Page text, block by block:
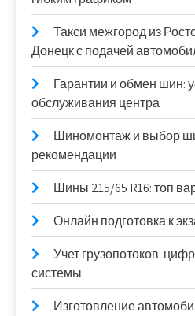
Такси межгород из
Донецк с подачей
Гарантии и обмен шин:
обслуживания центра
Шиномонтаж и выбор
рекомендации
Шины 215/65 R16: топ
Онлайн подготовка к
Учет грузопотоков:
системы
Изготовление